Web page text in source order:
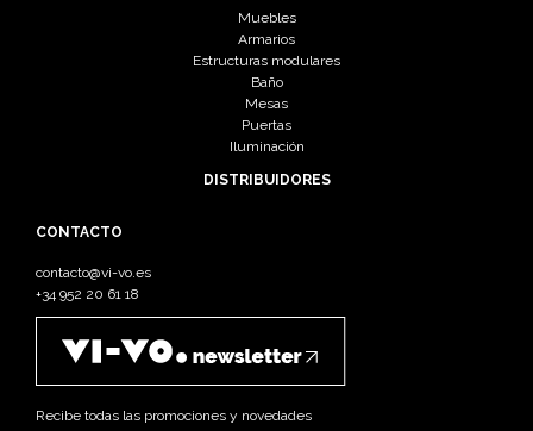
Muebles
Armarios
Estructuras modulares
Baño
Mesas
Puertas
Iluminación
DISTRIBUIDORES
CONTACTO
contacto@vi-vo.es
+34 952 20 61 18
Recibe todas las promociones y novedades